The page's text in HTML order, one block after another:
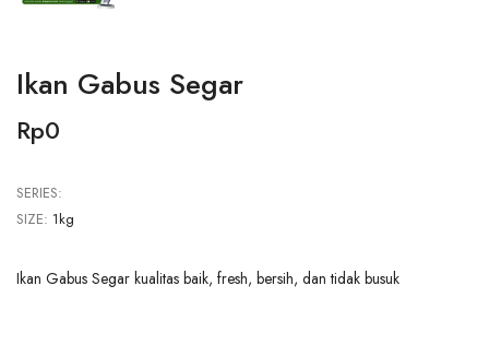
Ikan Gabus Segar
Rp0
SERIES:
SIZE: 1kg
Ikan Gabus Segar kualitas baik, fresh, bersih, dan tidak busuk